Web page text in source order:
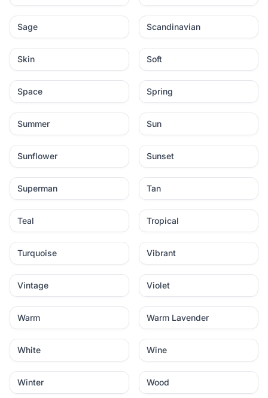
Sage Scandinavian
Skin Soft
Space Spring
Summer Sun
Sunflower Sunset
Superman Tan
Teal Tropical
Turquoise Vibrant
Vintage Violet
Warm Warm Lavender
White Wine
Winter Wood